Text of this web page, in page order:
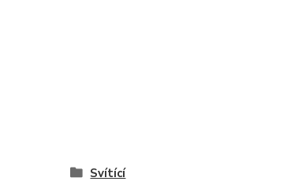
Svítící